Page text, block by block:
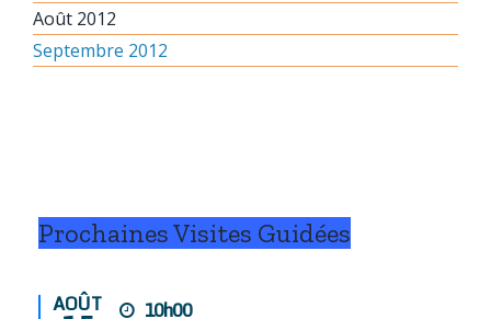
Août 2012
Septembre 2012
Prochaines Visites Guidées
AOÛT
10h00